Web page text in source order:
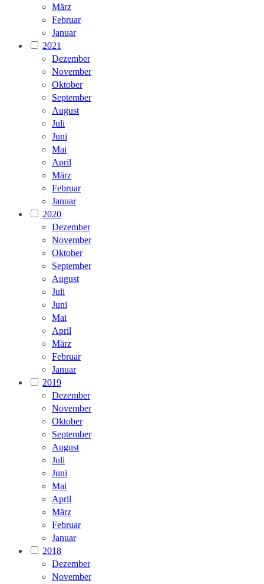
März
Februar
Januar
2021
Dezember
November
Oktober
September
August
Juli
Juni
Mai
April
März
Februar
Januar
2020
Dezember
November
Oktober
September
August
Juli
Juni
Mai
April
März
Februar
Januar
2019
Dezember
November
Oktober
September
August
Juli
Juni
Mai
April
März
Februar
Januar
2018
Dezember
November